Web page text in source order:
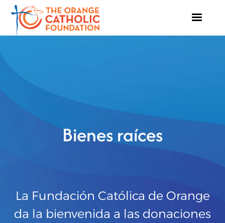
Bienes raíces
La Fundación Católica de Orange
da la bienvenida a las donaciones